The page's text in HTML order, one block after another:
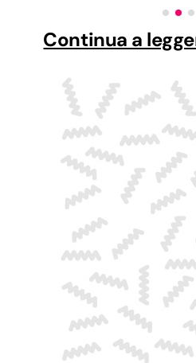
Continua a